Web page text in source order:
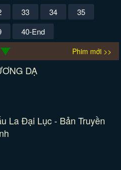
33 34
35
40-End
Phim mới >>
DẠ
La Đại Lục - Bản Truyền